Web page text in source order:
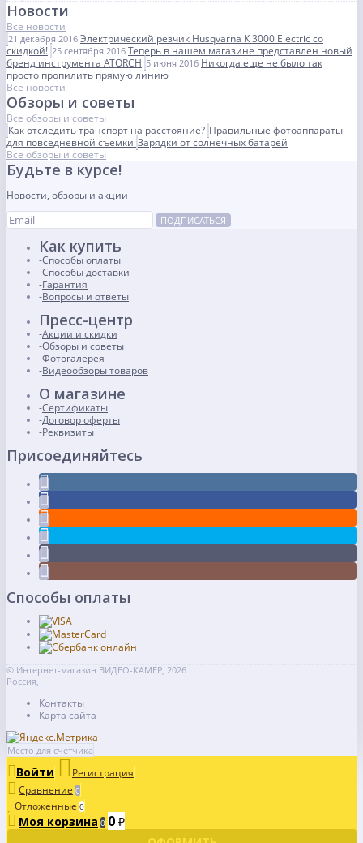
Новости
Все новости
21 декабря 2016 Электрический резчик Husqvarna K 3000 Electric со
скидкой! 25 сентября 2016 Теперь в нашем магазине представлен новый
бренд инструмента ATORCH 5 июня 2016 Никогда еще не было так
просто пропилить прямую линию
Все новости
Обзоры и советы
Все обзоры и советы
Как отследить транспорт на расстояние? Правильные фотоаппараты
для повседневной съемки Зарядки от солнечных батарей
Все обзоры и советы
Будьте в курсе!
Новости, обзоры и акции
ПОДПИСАТЬСЯ
Как купить
Способы оплаты
Способы доставки
Гарантия
Вопросы и ответы
Пресс-центр
Акции и скидки
Обзоры и советы
Фотогалерея
Видеообзоры товаров
О магазине
Сертификаты
Договор оферты
Реквизиты
Присоединяйтесь
Способы оплаты
© Интернет-магазин ВИДЕО-КАМЕР, 2026
Россия,
Контакты
Карта сайта
Место для счетчика
Войти
Регистрация
Сравнение 0
Отложенные 0
Моя корзина 0 0 ₽